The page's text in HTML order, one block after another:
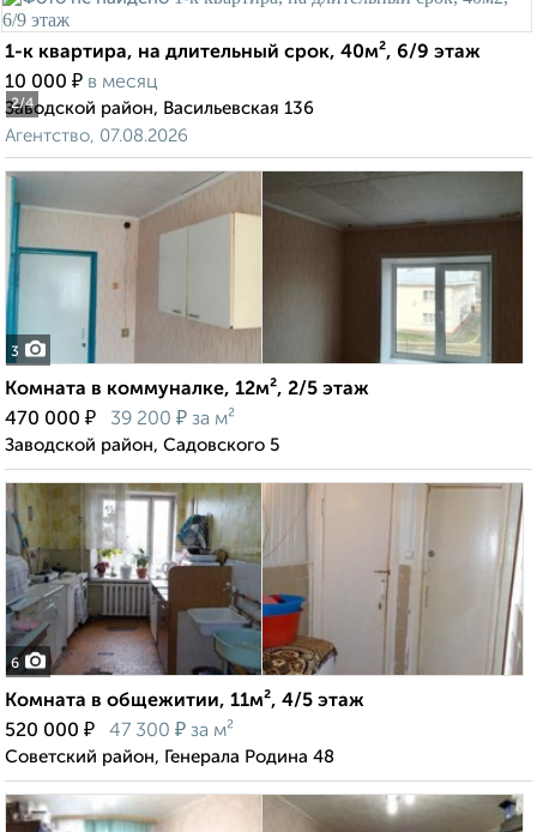
2/4
1-к квартира, на длительный срок, 40м², 6/9 этаж
10 000 ₽ в месяц
Заводской район, Васильевская 136
Агентство, 07.08.2026
3
Комната в коммуналке, 12м², 2/5 этаж
470 000 ₽ 39 200 ₽ за м²
Заводской район, Садовского 5
6
Комната в общежитии, 11м², 4/5 этаж
520 000 ₽ 47 300 ₽ за м²
Советский район, Генерала Родина 48